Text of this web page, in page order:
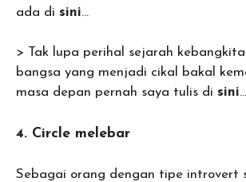
ada di sini…
> Tak lupa perihal sejarah
bangsa yang menjadi cikal bakal
masa depan pernah saya tulis di sini…
4. Circle melebar
Sebagai orang dengan tipe introvert